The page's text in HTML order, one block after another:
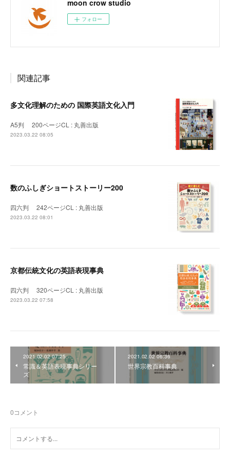
moon crow studio
フォロー
関連記事
多文化理解のための 国際英語文化入門
A5判 200ページCL : 丸善出版
2023.03.22 08:05
数のふしぎショートストーリー200
四六判 242ページCL : 丸善出版
2023.03.22 08:01
京都伝統文化の英語表現事典
四六判 320ページCL : 丸善出版
2023.03.22 07:58
2021.02.02 07:25
常識＆英語表現事典シリー
ズ
2021.02.02 06:36
世界宗教百科事典
0コメント